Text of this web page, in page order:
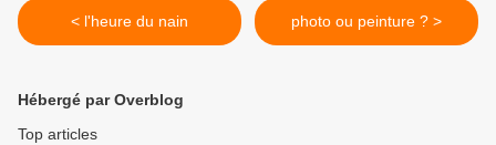
< l'heure du nain photo ou peinture ? >
Hébergé par Overblog
Top articles